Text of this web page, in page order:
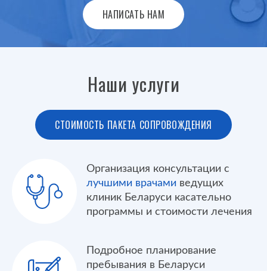
НАПИСАТЬ НАМ
Наши услуги
СТОИМОСТЬ ПАКЕТА СОПРОВОЖДЕНИЯ
Организация консультации с
лучшими врачами ведущих
клиник Беларуси касательно
программы и стоимости лечения
Подробное планирование
пребывания в Беларуси